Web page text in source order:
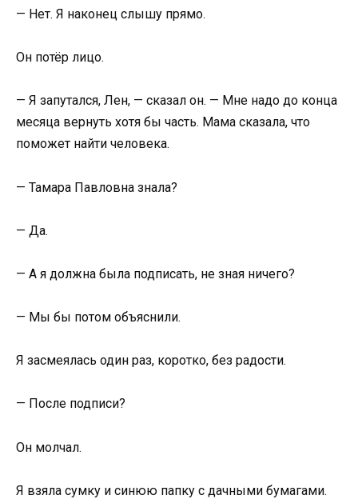
— Нет. Я наконец слышу прямо.
Он потёр лицо.
— Я запутался, Лен, — сказал он. — Мне надо до конца
месяца вернуть хотя бы часть. Мама сказала, что
поможет найти человека.
— Тамара Павловна знала?
— Да.
— А я должна была подписать, не зная ничего?
— Мы бы потом объяснили.
Я засмеялась один раз, коротко, без радости.
— После подписи?
Он молчал.
Я взяла сумку и синюю папку с дачными бумагами.